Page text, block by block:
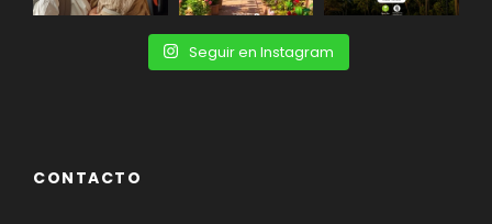
Seguir en Instagram
CONTACTO